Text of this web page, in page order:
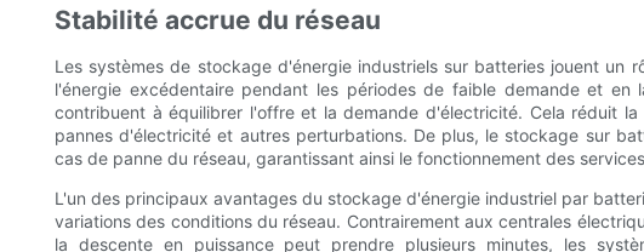
Stabilité accrue du réseau
Les systèmes de stockage d'énergie industriels sur batteries jouent un
l'énergie excédentaire pendant les périodes de faible demande et
contribuent à équilibrer l'offre et la demande d'électricité. Cela réduit
pannes d'électricité et autres perturbations. De plus, le stockage sur
cas de panne du réseau, garantissant ainsi le fonctionnement des
L'un des principaux avantages du stockage d'énergie industriel par
variations des conditions du réseau. Contrairement aux centrales
la descente en puissance peut prendre plusieurs minutes, les